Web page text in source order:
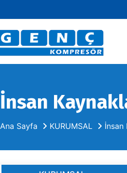
İnsan
Ana Sayfa KURUMSAL İnsan